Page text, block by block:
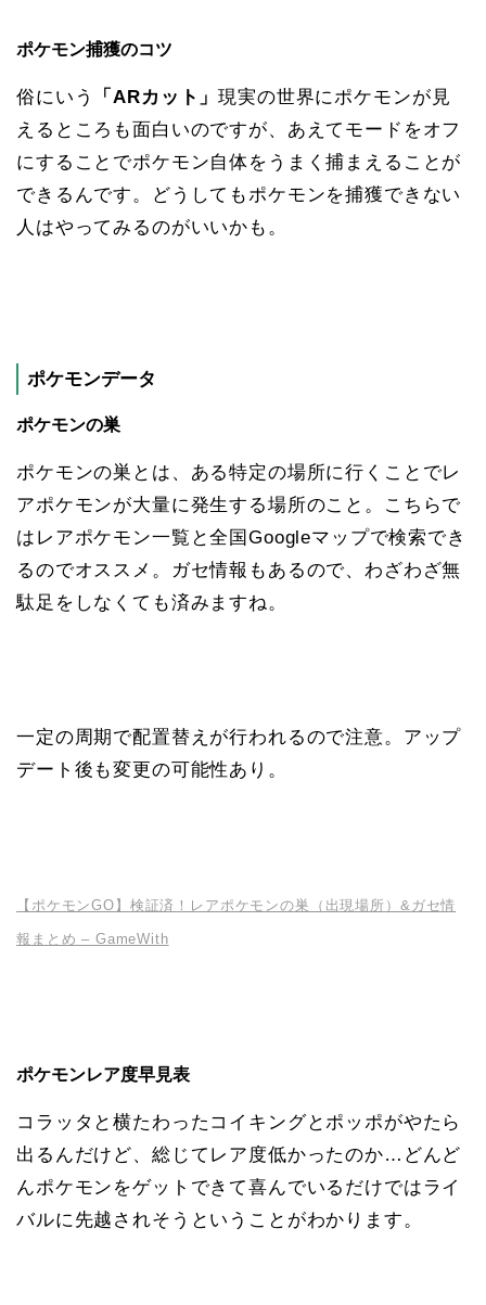
ポケモン捕獲のコツ
俗にいう 「ARカット」現実の世界にポケモンが見
えるところも面白いのですが、あえてモードをオフ
にすることでポケモン自体をうまく捕まえることが
できるんです。どうしてもポケモンを捕獲できない
人はやってみるのがいいかも。
ポケモンデータ
ポケモンの巣
ポケモンの巣とは、ある特定の場所に行くことでレ
アポケモンが大量に発生する場所のこと。こちらで
はレアポケモン一覧と全国Googleマップで検索でき
るのでオススメ。ガセ情報もあるので、わざわざ無
駄足をしなくても済みますね。
一定の周期で配置替えが行われるので注意。アップ
デート後も変更の可能性あり。
【ポケモンGO】検証済！レアポケモンの巣（出現場所）&ガセ情
報まとめ – GameWith
ポケモンレア度早見表
コラッタと横たわったコイキングとポッポがやたら
出るんだけど、総じてレア度低かったのか…どんど
んポケモンをゲットできて喜んでいるだけではライ
バルに先越されそうということがわかります。